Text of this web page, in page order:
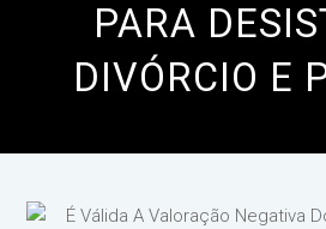
PARA
DIVÓRCIO E